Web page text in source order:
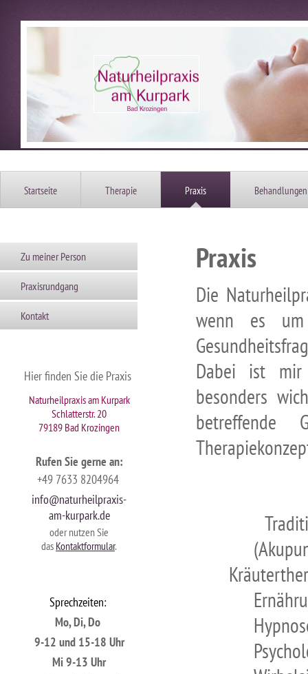
Startseite Therapie Praxis Behandlungen
Zu meiner Person
Praxisrundgang
Kontakt
Hier finden Sie die Praxis
Naturheilpraxis am Kurpark
Schlatterstr. 20
79189 Bad Krozingen
Rufen Sie gerne an:
+49 7633 8204964
info@naturheilpraxis-
am-kurpark.de
oder nutzen Sie
das Kontaktformular.
Sprechzeiten:
Mo, Di, Do
9-12 und 15-18 Uhr
Mi 9-13 Uhr
Praxis
Die
wenn es um
Dabei ist mir
besonders
betreffende